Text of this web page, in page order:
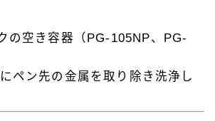
の空き容器（PG-105NP、PG-
ペン先の金属を取り除き洗浄し